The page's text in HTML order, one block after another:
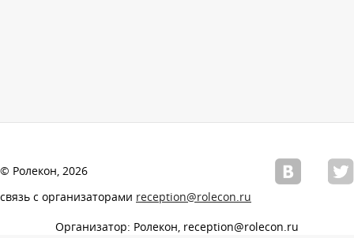
© Ролекон, 2026
связь с организаторами reception@rolecon.ru
Организатор: Ролекон, reception@rolecon.ru